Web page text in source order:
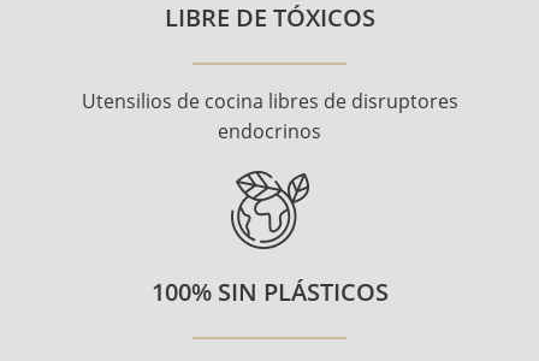
LIBRE DE TÓXICOS
Utensilios de cocina libres de disruptores
endocrinos
100% SIN PLÁSTICOS